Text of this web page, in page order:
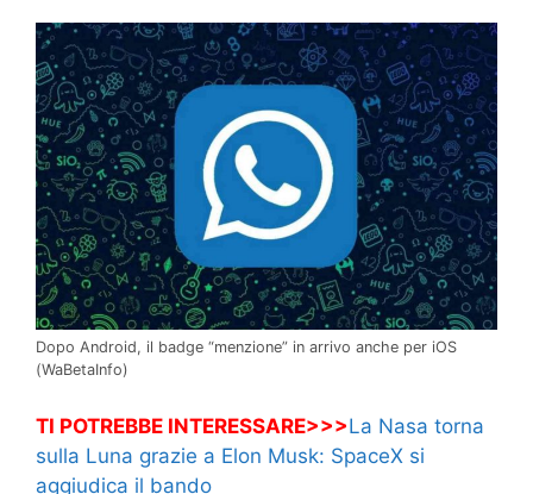
Dopo Android, il badge “menzione” in arrivo anche per iOS
(WaBetaInfo)
TI POTREBBE INTERESSARE>>>La Nasa torna
sulla Luna grazie a Elon Musk: SpaceX si
aggiudica il bando